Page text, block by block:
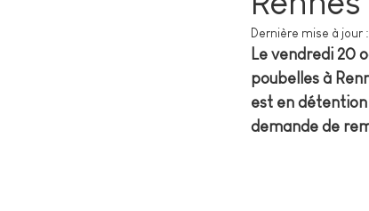
Dernière mise à jour :
Le vendredi 20
poubelles à
est en détention
demande de